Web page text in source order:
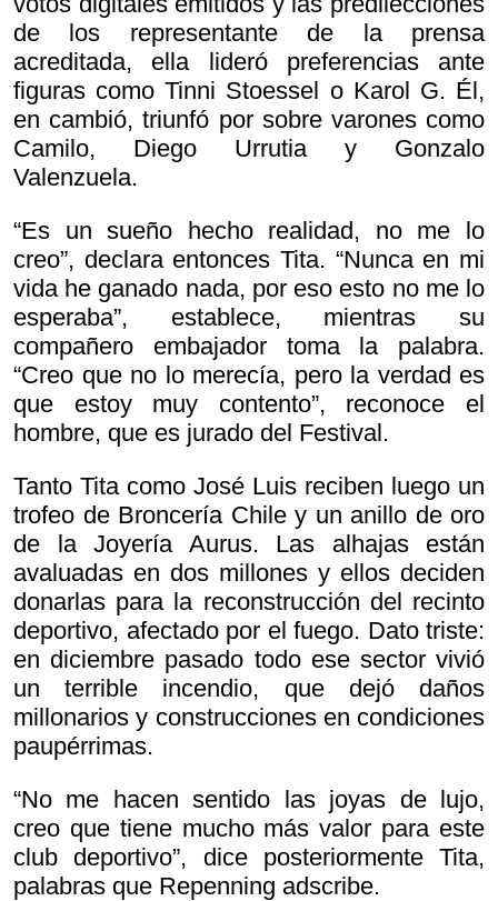
de los representante de la prensa
acreditada, ella lideró preferencias ante
figuras como Tinni Stoessel o Karol G. Él,
en cambió, triunfó por sobre varones como
Camilo, Diego Urrutia y Gonzalo
Valenzuela.
“Es un sueño hecho realidad, no me lo
creo”, declara entonces Tita. “Nunca en mi
vida he ganado nada, por eso esto no me lo
esperaba”, establece, mientras su
compañero embajador toma la palabra.
“Creo que no lo merecía, pero la verdad es
que estoy muy contento”, reconoce el
hombre, que es jurado del Festival.
Tanto Tita como José Luis reciben luego un
trofeo de Broncería Chile y un anillo de oro
de la Joyería Aurus. Las alhajas están
avaluadas en dos millones y ellos deciden
donarlas para la reconstrucción del recinto
deportivo, afectado por el fuego. Dato triste:
en diciembre pasado todo ese sector vivió
un terrible incendio, que dejó daños
millonarios y construcciones en condiciones
paupérrimas.
“No me hacen sentido las joyas de lujo,
creo que tiene mucho más valor para este
club deportivo”, dice posteriormente Tita,
palabras que Repenning adscribe.